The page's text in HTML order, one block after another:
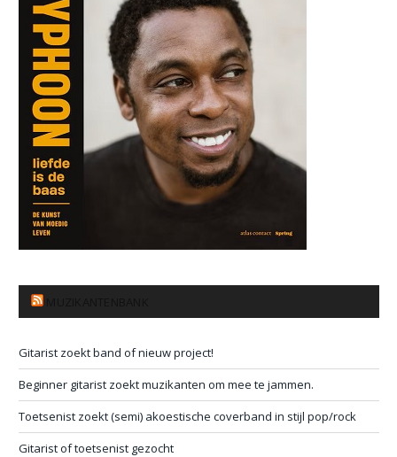
Gitarist zoekt band of nieuw project!
Beginner gitarist zoekt muzikanten om mee te jammen.
Toetsenist zoekt (semi) akoestische coverband in stijl pop/rock
Gitarist of toetsenist gezocht